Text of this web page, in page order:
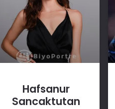
Hafsanur
Sancaktutan